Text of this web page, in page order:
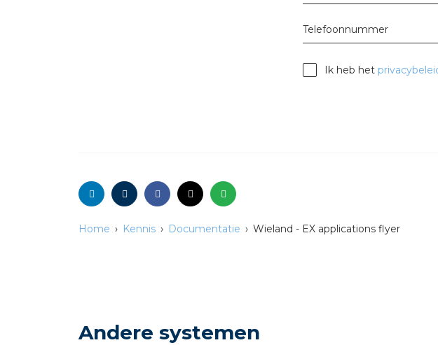
Telefoonnummer
Ik heb het
Home Kennis Documentatie Wieland - EX applications flyer
Andere systemen